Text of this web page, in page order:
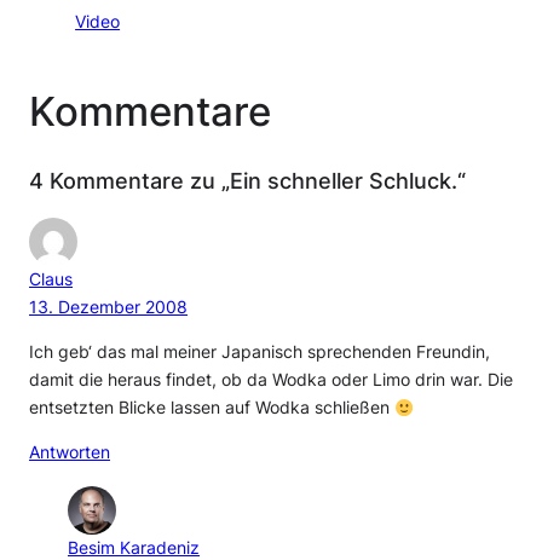
Video
Kommentare
4 Kommentare zu „Ein schneller Schluck.“
Claus
13. Dezember 2008
Ich geb‘ das mal meiner Japanisch sprechenden Freundin,
damit die heraus findet, ob da Wodka oder Limo drin war. Die
entsetzten Blicke lassen auf Wodka schließen
Antworten
Besim Karadeniz